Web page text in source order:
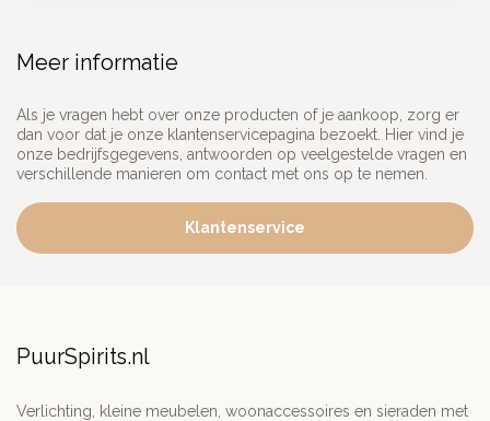
Meer informatie
Als je vragen hebt over onze producten of je aankoop, zorg er
dan voor dat je onze klantenservicepagina bezoekt. Hier vind je
onze bedrijfsgegevens, antwoorden op veelgestelde vragen en
verschillende manieren om contact met ons op te nemen.
Klantenservice
PuurSpirits.nl
Verlichting, kleine meubelen, woonaccessoires en sieraden met